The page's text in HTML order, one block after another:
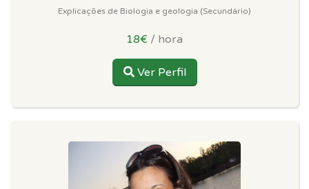
Explicações de Biologia e geologia (Secundário)
18€ / hora
Ver Perfil